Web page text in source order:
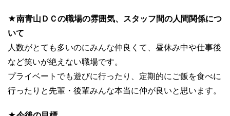
★南青山ＤＣの職場の雰囲気、スタッフ間の人間関係につ
いて
人数がとても多いのにみんな仲良くて、昼休み中や仕事後
など笑いが絶えない職場です。
プライベートでも遊びに行ったり、定期的にご飯を食べに
行ったりと先輩・後輩みんな本当に仲が良いと思います。